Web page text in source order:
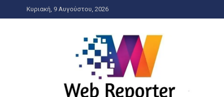
to
Κυριακή, 9 Αυγούστου, 2026